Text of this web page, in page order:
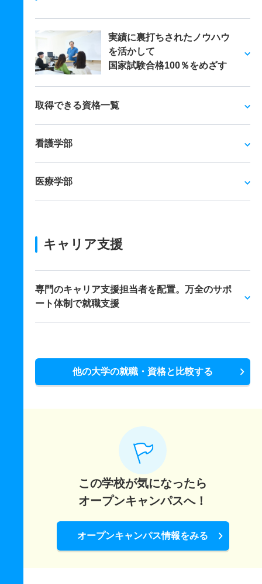
実績に裏打ちされたノウハウ
を活かして
国家試験合格100％をめざす
取得できる資格一覧
看護学部
医療学部
キャリア支援
専門のキャリア支援担当者を配置。万全のサポ
ート体制で就職支援
他の大学の就職・資格と比較する
この学校が気になったら
オープンキャンパスへ！
オープンキャンパス情報をみる